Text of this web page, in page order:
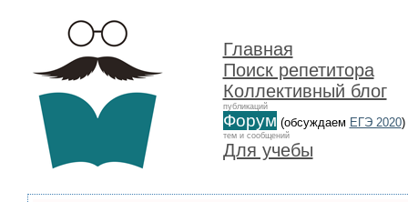
Главная
Поиск репетитора
Коллективный блог
публикаций
Форум (обсуждаем ЕГЭ 2020)
тем и сообщений
Для учебы